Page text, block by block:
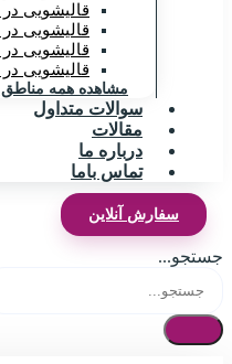
قالیشویی در
قالیشویی در
قالیشویی
قالیشویی در
مشاهده همه مناطق
سوالات متداول
مقالات
درباره ما
تماس باما
سفارش آنلاین
جستجو...